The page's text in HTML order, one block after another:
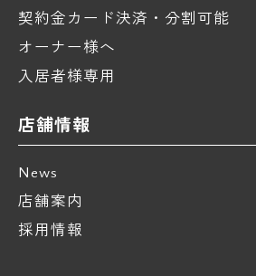
契約金カード決済・分割可能
オーナー様へ
入居者様専用
店舗情報
News
店舗案内
採用情報